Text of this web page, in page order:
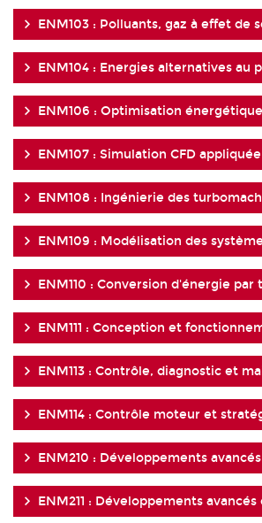
ENM103 : Polluants, gaz à effet de
ENM104 : Energies alternatives au
ENM106 : Optimisation
ENM107 : Simulation CFD
ENM108 : Ingénierie des
ENM109 : Modélisation des
ENM110 : Conversion d'énergie
ENM111 : Conception et
ENM113 : Contrôle, diagnostic et
ENM114 : Contrôle moteur et
ENM210 : Développements
ENM211 : Développements